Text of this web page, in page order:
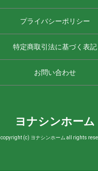
プライバシーポリシー
特定商取引法に基づく表記
お問い合わせ
ヨナシンホーム
copyright (c) ヨナシンホーム all rights